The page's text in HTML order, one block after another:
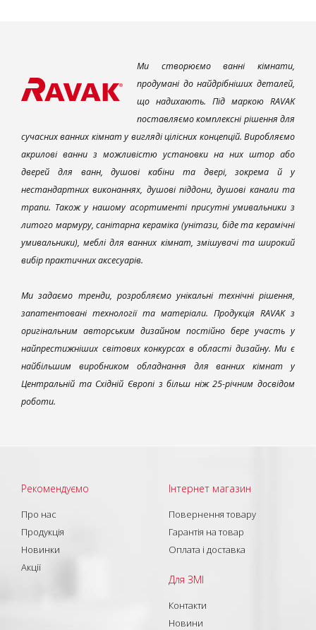
Ми створюємо ванні кімнати,
продумані до найдрібніших деталей,
що надихають. Під маркою RAVAK
поставляємо комплексні рішення для
сучасних ванних кімнат у вигляді цілісних концепцій. Виробляємо
акрилові ванни з можливістю установки на них штор або
дверей для ванн, душові кабіни та двері, зокрема й у
нестандартних виконаннях, душові піддони, душові канали та
трапи. Також у нашому асортименті присутні умивальники з
литого мармуру, санітарна кераміка (унітази, біде та керамічні
умивальники), меблі для ванних кімнат, змішувачі та широкий
вибір практичних аксесуарів.
Ми задаємо тренди, розробляємо унікальні технічні рішення,
запатентовані технології та матеріали. Продукція RAVAK з
оригінальним авторським дизайном постійно бере участь у
найпрестижніших світових конкурсах в області дизайну. Ми є
найбільшим виробником обладнання для ванних кімнат у
Центральній та Східній Європі з більш ніж 25-річним досвідом
роботи.
Рекомендуємо
Про нас
Продукція
Новинки
Акції
Інтернет магазин
Повернення товару
Гарантія на товар
Оплата і доставка
Для ЗМІ
Контакти
Новини